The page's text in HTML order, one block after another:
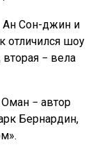
Ан Сон-джин и
отличился шоу
− вела
− автор
Бернардин,